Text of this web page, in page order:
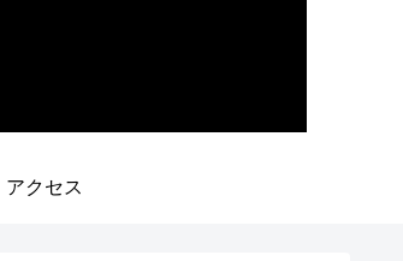
アクセス